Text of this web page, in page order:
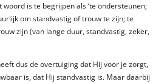
woord is te begrijpen als ‘te ondersteunen;
om standvastig of trouw te zijn; te
zijn (van lange duur, standvastig, zeker,
dus de overtuiging dat Hij voor je zorgt,
is, dat Hij standvastig is. Maar daarbij